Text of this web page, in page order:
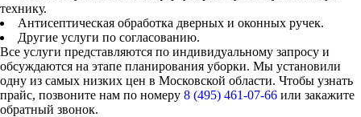
технику.
Антисептическая обработка дверных и оконных ручек.
Другие услуги по согласованию.
Все услуги представляются по индивидуальному запросу и
обсуждаются на этапе планирования уборки. Мы установили
одну из самых низких цен в Московской области. Чтобы узнать
прайс, позвоните нам по номеру 8 (495) 461-07-66 или закажите
обратный звонок.